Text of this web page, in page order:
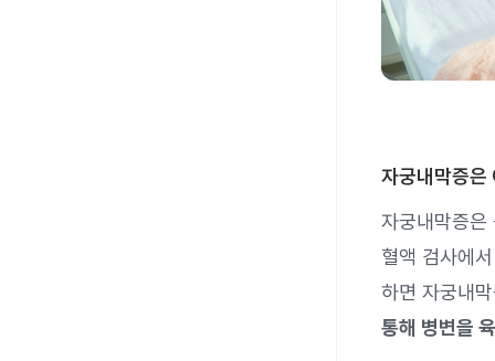
자궁내막증은
자궁내막증은
혈액 검사에
하면 자궁내
통해 병변을